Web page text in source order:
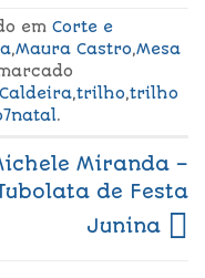
em Corte e
,Maura Castro,Mesa
,trilho,trilho
.
Miranda –
de Festa
Junina